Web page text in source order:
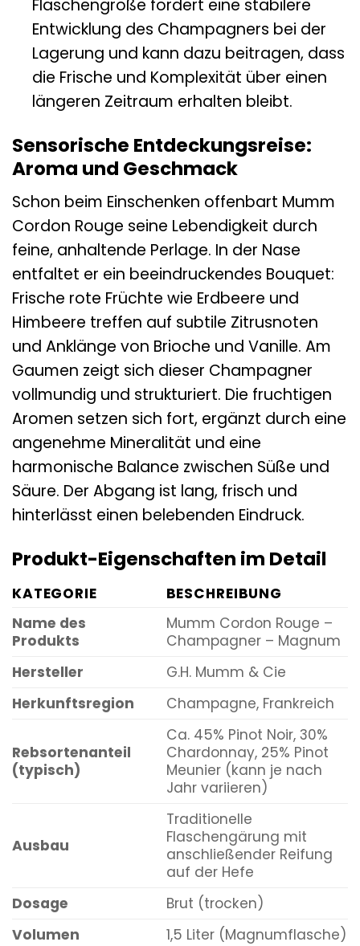
Flaschengröße fördert eine stabilere
Entwicklung des Champagners bei der
Lagerung und kann dazu beitragen, dass
die Frische und Komplexität über einen
längeren Zeitraum erhalten bleibt.
Sensorische Entdeckungsreise:
Aroma und Geschmack
Schon beim Einschenken offenbart Mumm
Cordon Rouge seine Lebendigkeit durch
feine, anhaltende Perlage. In der Nase
entfaltet er ein beeindruckendes Bouquet:
Frische rote Früchte wie Erdbeere und
Himbeere treffen auf subtile Zitrusnoten
und Anklänge von Brioche und Vanille. Am
Gaumen zeigt sich dieser Champagner
vollmundig und strukturiert. Die fruchtigen
Aromen setzen sich fort, ergänzt durch eine
angenehme Mineralität und eine
harmonische Balance zwischen Süße und
Säure. Der Abgang ist lang, frisch und
hinterlässt einen belebenden Eindruck.
Produkt-Eigenschaften im Detail
KATEGORIE
BESCHREIBUNG
Name des
Produkts
Mumm Cordon Rouge –
Champagner – Magnum
Hersteller
G.H. Mumm & Cie
Herkunftsregion
Champagne, Frankreich
Rebsortenanteil
(typisch)
Ca. 45% Pinot Noir, 30%
Chardonnay, 25% Pinot
Meunier (kann je nach
Jahr variieren)
Ausbau
Traditionelle
Flaschengärung mit
anschließender Reifung
auf der Hefe
Dosage
Brut (trocken)
Volumen
1,5 Liter (Magnumflasche)